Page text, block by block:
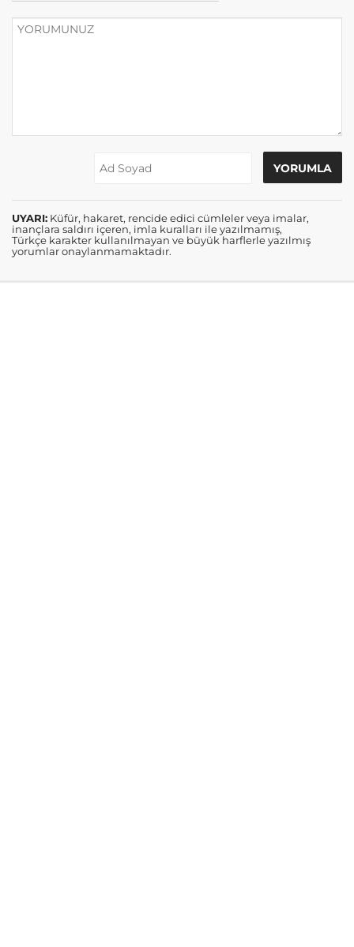
UYARI: Küfür, hakaret, rencide edici cümleler veya imalar,
inançlara saldırı içeren, imla kuralları ile yazılmamış,
Türkçe karakter kullanılmayan ve büyük harflerle yazılmış
yorumlar onaylanmamaktadır.